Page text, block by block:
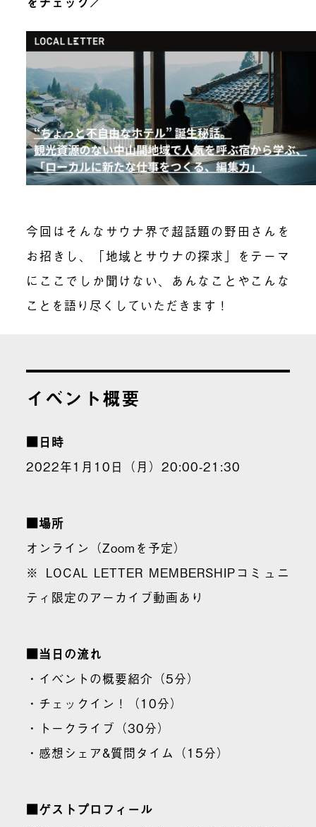
今回はそんなサウナ界で超話題の野田さんを
お招きし、「地域とサウナの探求」をテーマ
にここでしか聞けない、あんなことやこんな
ことを語り尽くしていただきます！
イベント概要
■日時
2022年1月10日（月）20:00-21:30
■場所
オンライン（Zoomを予定）
※ LOCAL LETTER MEMBERSHIPコミュニ
ティ限定のアーカイブ動画あり
■当日の流れ
・イベントの概要紹介（5分）
・チェックイン！（10分）
・トークライブ（30分）
・感想シェア&質問タイム（15分）
■ゲストプロフィール